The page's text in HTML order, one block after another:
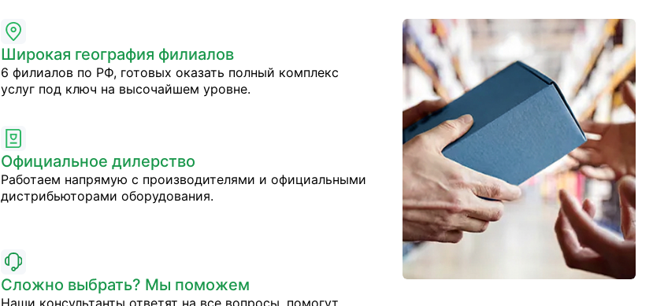
Широкая география филиалов
6 филиалов по РФ, готовых оказать полный комплекс
услуг под ключ на высочайшем уровне.
Официальное дилерство
Работаем напрямую с производителями и официальными
дистрибьюторами оборудования.
Сложно выбрать? Мы поможем
Наши консультанты ответят на все вопросы, помогут